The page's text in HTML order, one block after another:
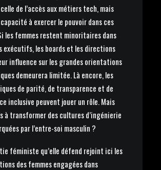
de l’accès aux métiers tech, mais
à exercer le pouvoir dans ces
les femmes restent minoritaires dans
exécutifs, les boards et les directions
influence sur les grandes orientations
demeurera limitée. Là encore, les
de parité, de transparence et de
inclusive peuvent jouer un rôle. Mais
à transformer des cultures d’ingénierie
par l’entre-soi masculin ?
féministe qu’elle défend rejoint ici les
des femmes engagées dans